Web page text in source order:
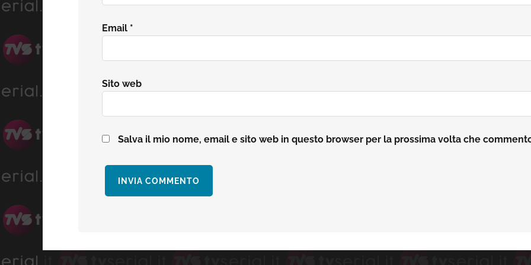
Email *
Sito web
Salva il mio nome, email e sito web in questo browser per la prossima volta che